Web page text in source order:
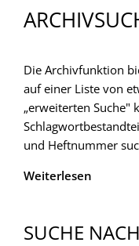
Die Archivfunktion
auf einer Liste von
„erweiterten Suche"
und Heftnummer
Weiterlesen
SUCHE